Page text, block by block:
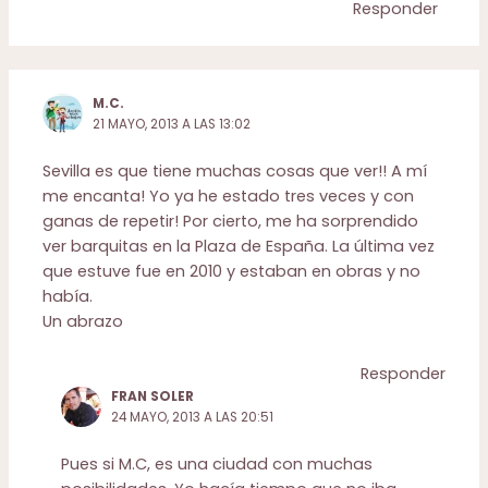
Responder
M.C.
21 MAYO, 2013 A LAS 13:02
Sevilla es que tiene muchas cosas que ver!! A mí
me encanta! Yo ya he estado tres veces y con
ganas de repetir! Por cierto, me ha sorprendido
ver barquitas en la Plaza de España. La última vez
que estuve fue en 2010 y estaban en obras y no
había.
Un abrazo
Responder
FRAN SOLER
24 MAYO, 2013 A LAS 20:51
Pues si M.C, es una ciudad con muchas